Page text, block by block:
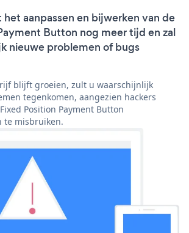
aanpassen en bijwerken van de
Button nog meer tijd en zal
nieuwe problemen of bugs
blijft groeien, zult u waarschijnlijk
tegenkomen, aangezien hackers
Position Payment Button
te misbruiken.